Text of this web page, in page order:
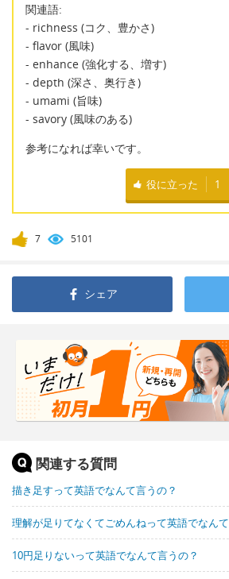
関連語:
- richness (コク、豊かさ)
- flavor (風味)
- enhance (強化する、増す)
- depth (深さ、奥行き)
- umami (旨味)
- savory (風味のある)
参考になれば幸いです。
役に立った 1
7 5101
シェア
関連する質問
描き足すって英語でなんて言うの？
理解が足りてなくてごめんねって英語でなん
10円足りないって英語でなんて言うの？